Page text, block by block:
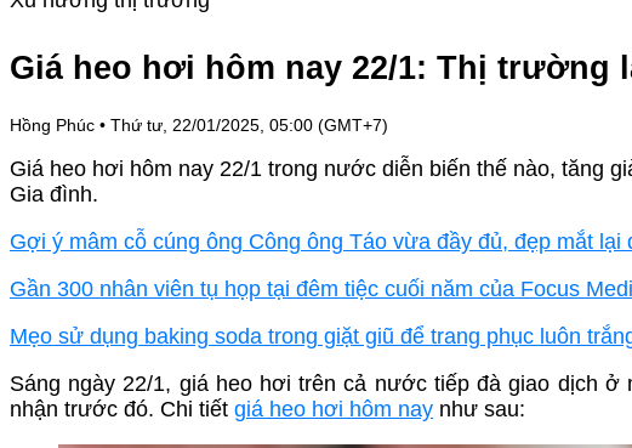
Giá heo hơi hôm nay 22/1: Thị trường
Hồng Phúc • Thứ tư, 22/01/2025, 05:00 (GMT+7)
Giá heo hơi hôm nay 22/1 trong nước diễn biến thế nào, tăng
Gia đình.
Gợi ý mâm cỗ cúng ông Công ông Táo vừa đầy đủ, đẹp mắt lại
Gần 300 nhân viên tụ họp tại đêm tiệc cuối năm của Focus
Mẹo sử dụng baking soda trong giặt giũ để trang phục luôn
Sáng ngày 22/1, giá heo hơi trên cả nước tiếp đà giao dịch
nhận trước đó. Chi tiết giá heo hơi hôm nay​ như sau: